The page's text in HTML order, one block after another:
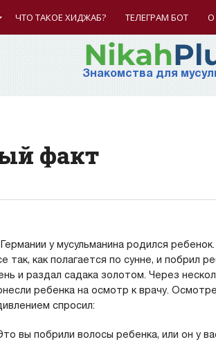
ЧТО ТАКОЕ ХИДЖАБ? ТЕЛЕГРАМ БОТ О
Знакомства для
факт
у мусульманина родился
так, как полагается по сунне, и побрил
и раздал садака золотом. Через
ребенка на осмотр к врачу.
спросил:
вы побрили волосы ребенка, или он у